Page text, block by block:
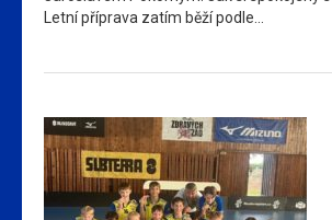
Letní příprava zatím běží podle…